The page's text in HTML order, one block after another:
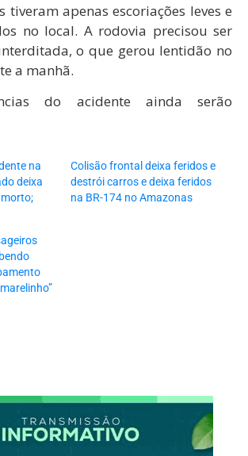
tiveram apenas escoriações leves e
no local. A rodovia precisou ser
o que gerou lentidão no
a manhã.
do acidente ainda serão
na
deixa
Colisão frontal deixa feridos e
destrói carros e deixa feridos
na BR-174 no Amazonas